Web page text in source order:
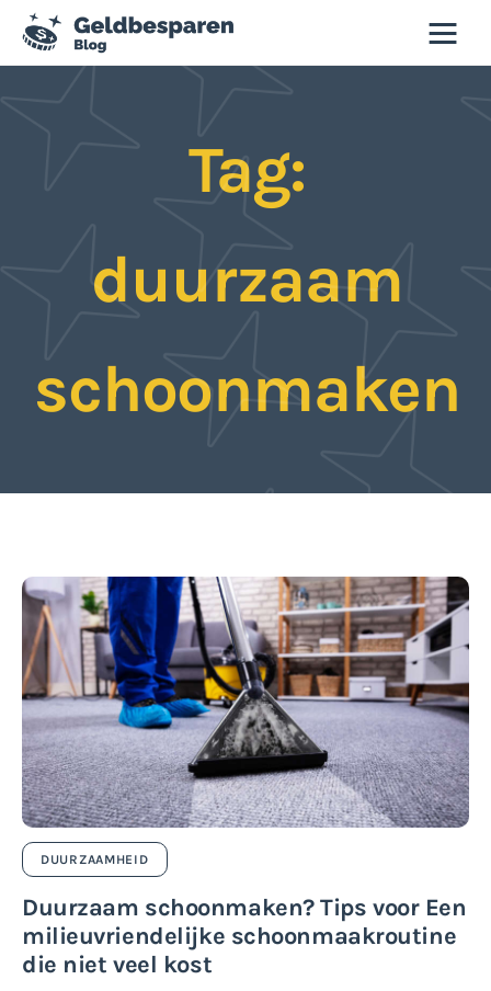
Tag:
duurzaam
schoonmaken
Geld besparen blog
Duurzaamheid
Tweedehands
DUURZAAMHEID
Duurzaam schoonmaken? Tips voor Een
milieuvriendelijke schoonmaakroutine
die niet veel kost